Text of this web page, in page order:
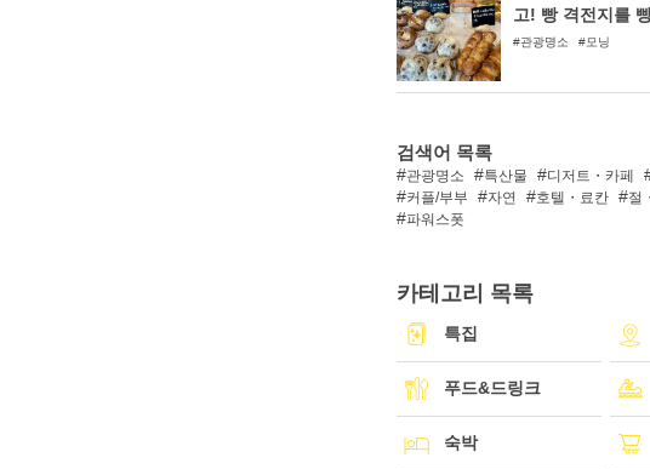
고! 빵 격전지를
행관광명소 모닝
검색어 목록
관광명소 특산물 디저트・카페
커플/부부
자연 호텔・료칸 절
파워스폿
카테고리 목록
특집
푸드&드링크
숙박